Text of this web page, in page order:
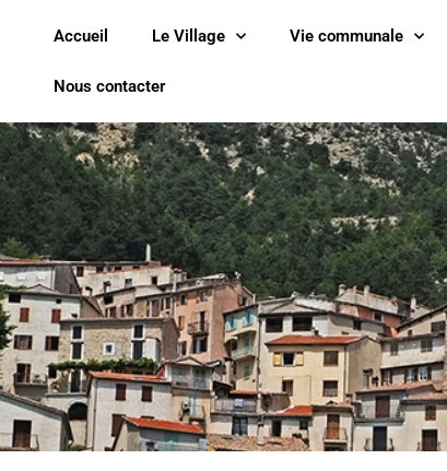
Accueil Le Village Vie communale
Nous contacter